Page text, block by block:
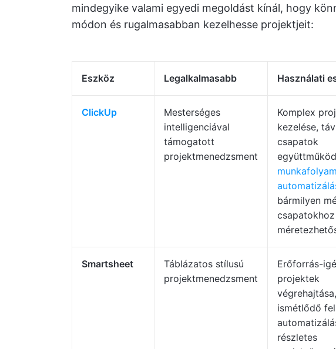
mindegyike valami egyedi megoldást kínál, hogy
módon és rugalmasabban kezelhesse projektjeit:
Eszköz Legalkalmasabb Használati
ClickUp
Mesterséges
intelligenciával
támogatott
projektmenedzsment
Komplex
kezelése,
csapatok
bármilyen
Smartsheet
Táblázatos stílusú
projektmenedzsment
Erőforrás-
projektek
végrehajtása,
ismétlődő
részletes